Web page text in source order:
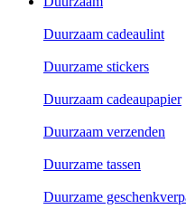
Duurzaam cadeaulint
Duurzame stickers
Duurzaam cadeaupapier
Duurzaam verzenden
Duurzame tassen
Duurzame